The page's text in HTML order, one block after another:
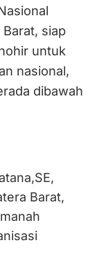
siap
untuk
nasional,
dibawah
Barat,